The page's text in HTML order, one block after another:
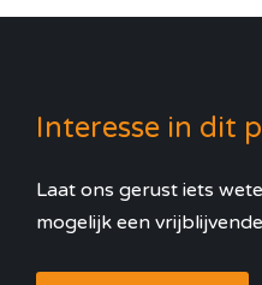
Interesse in dit
Laat ons gerust iets
mogelijk een